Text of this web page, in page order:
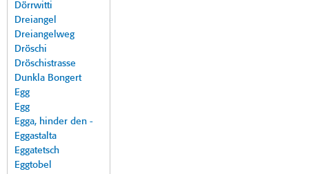
Dörrwitti
Dreiangel
Dreiangelweg
Dröschi
Dröschistrasse
Dunkla Bongert
Egg
Egg
Egga, hinder den -
Eggastalta
Eggatetsch
Eggtobel